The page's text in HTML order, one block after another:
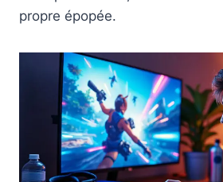
propre épopée.